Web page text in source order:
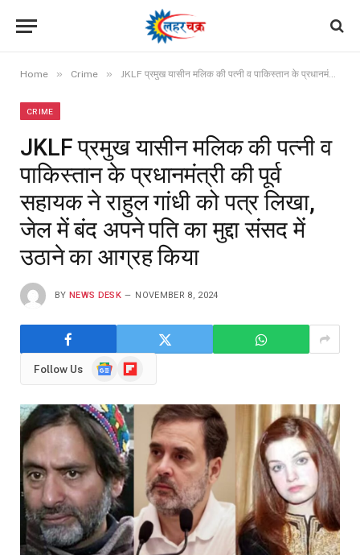
Home » Crime » JKLF प्रमुख यासीन मलिक की पत्नी व पाकिस्तान के प्रधानमंत्री की पूर्व सहायक ने राहुल गांधी को पत्र लिखा, जेल में बंद अपने पति का मुद्दा संसद में उठाने का आग्रह किया
CRIME
JKLF प्रमुख यासीन मलिक की पत्नी व
पाकिस्तान के प्रधानमंत्री की पूर्व
सहायक ने राहुल गांधी को पत्र लिखा,
जेल में बंद अपने पति का मुद्दा संसद में
उठाने का आग्रह किया
BY NEWS DESK NOVEMBER 8, 2024
Follow Us
GoogleFlipboard